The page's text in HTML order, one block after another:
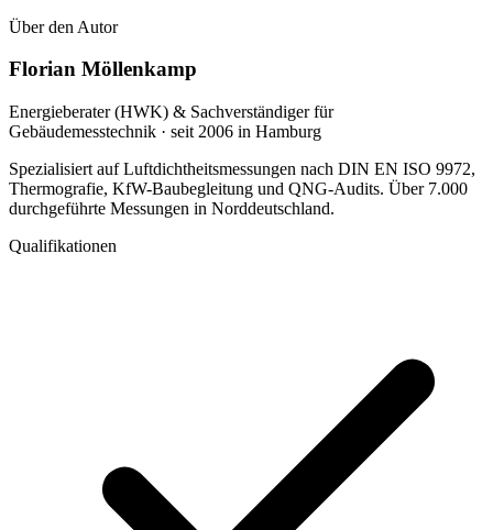
Über den Autor
Florian Möllenkamp
Energieberater (HWK) & Sachverständiger für
Gebäudemesstechnik · seit 2006 in Hamburg
Spezialisiert auf Luftdichtheitsmessungen nach DIN EN ISO 9972,
Thermografie, KfW-Baubegleitung und QNG-Audits. Über 7.000
durchgeführte Messungen in Norddeutschland.
Qualifikationen